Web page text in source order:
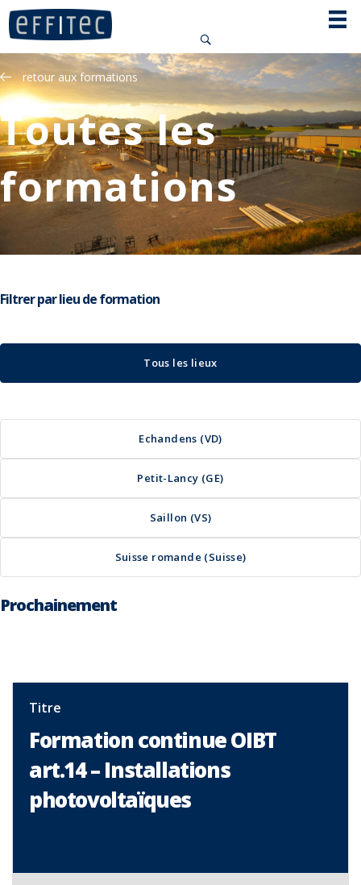
Panneau de gestion des cookies
retour aux formations
Toutes les
formations
Filtrer par lieu de formation
Tous les lieux
Echandens (VD)
Petit-Lancy (GE)
Saillon (VS)
Suisse romande (Suisse)
Prochainement
Titre
Formation continue OIBT
art.14 – Installations
photovoltaïques